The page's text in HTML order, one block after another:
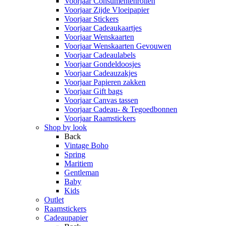
Voorjaar Zijde Vloeipapier
Voorjaar Stickers
Voorjaar Cadeaukaartjes
Voorjaar Wenskaarten
Voorjaar Wenskaarten Gevouwen
Voorjaar Cadeaulabels
Voorjaar Gondeldoosjes
Voorjaar Cadeauzakjes
Voorjaar Papieren zakken
Voorjaar Gift bags
Voorjaar Canvas tassen
Voorjaar Cadeau- & Tegoedbonnen
Voorjaar Raamstickers
Shop by look
Back
Vintage Boho
Spring
Maritiem
Gentleman
Baby
Kids
Outlet
Raamstickers
Cadeaupapier